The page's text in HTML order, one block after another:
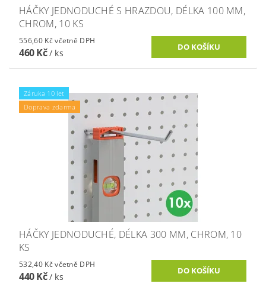
HÁČKY JEDNODUCHÉ S HRAZDOU, DÉLKA 100 MM,
CHROM, 10 KS
556,60 Kč včetně DPH
460 Kč/ ks
Záruka 10 let
Doprava zdarma
HÁČKY JEDNODUCHÉ, DÉLKA 300 MM, CHROM, 10
KS
532,40 Kč včetně DPH
440 Kč/ ks